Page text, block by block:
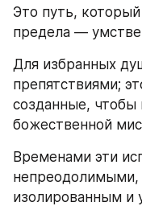
Это путь,
предела —
Для избранных
препятствиями;
созданные, чтобы
божественной
Временами эти
непреодолимыми,
изолированным и